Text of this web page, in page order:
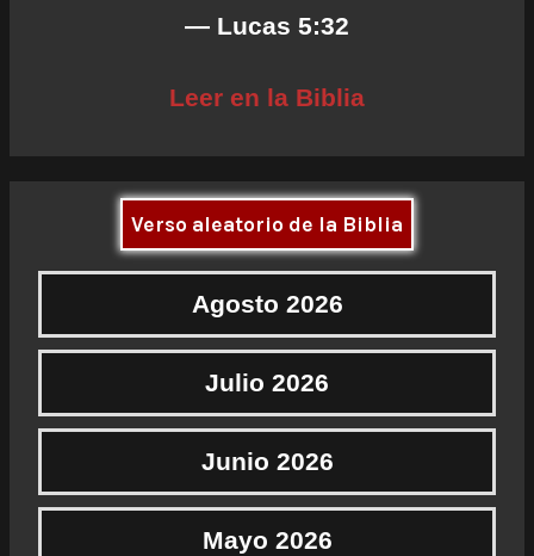
— Lucas 5:32
Leer en la Biblia
Verso aleatorio de la Biblia
Agosto 2026
Julio 2026
Junio 2026
Mayo 2026